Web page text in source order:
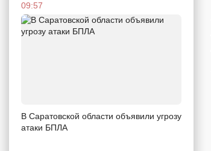
09:57
В Саратовской области объявили угрозу
атаки БПЛА